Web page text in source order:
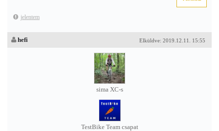
jelentem
Elküldve: 2019.12.11. 15:55
hefi
sima XC-s
TestBike Team csapat